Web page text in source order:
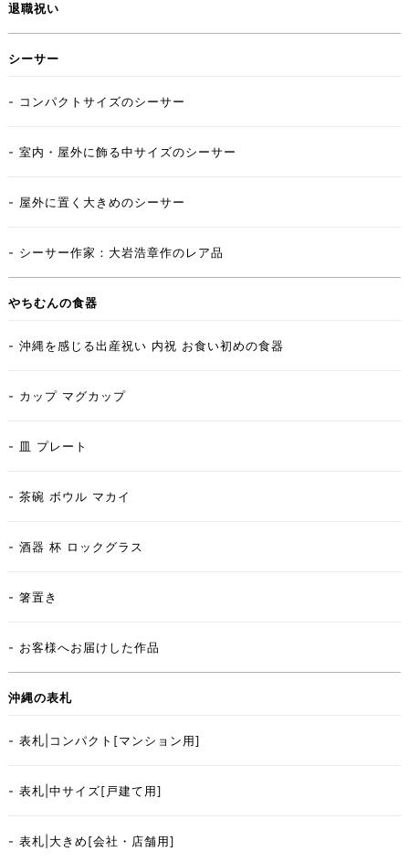
退職祝い
シーサー
- コンパクトサイズのシーサー
- 室内・屋外に飾る中サイズのシーサー
- 屋外に置く大きめのシーサー
- シーサー作家：大岩浩章作のレア品
やちむんの食器
- 沖縄を感じる出産祝い 内祝 お食い初めの食器
- カップ マグカップ
- 皿 プレート
- 茶碗 ボウル マカイ
- 酒器 杯 ロックグラス
- 箸置き
- お客様へお届けした作品
沖縄の表札
- 表札|コンパクト[マンション用]
- 表札|中サイズ[戸建て用]
- 表札|大きめ[会社・店舗用]